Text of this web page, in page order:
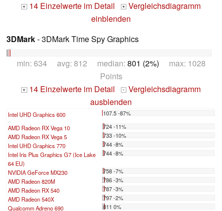
+ 14 Einzelwerte im Detail +
Vergleichsdiagramm
einblenden
3DMark- 3DMark Time Spy Graphics
min: 634 avg: 812 median: 801 (2%) max: 1028
Points
+ 14 Einzelwerte im Detail -
Vergleichsdiagramm
ausblenden
Intel UHD Graphics 600 107.5 -87%
...
AMD Radeon RX Vega 10
724 -11%
AMD Radeon RX Vega 5
733 -10%
Intel UHD Graphics 770
744 -8%
Intel Iris Plus Graphics G7 (Ice Lake
64 EU)
744 -8%
NVIDIA GeForce MX230
758 -7%
AMD Radeon 820M
786 -3%
AMD Radeon RX 540
787 -3%
AMD Radeon 540X
797 -2%
Qualcomm Adreno 690
811 0%